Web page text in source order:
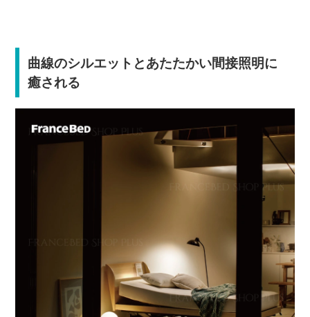
曲線のシルエットとあたたかい間接照明に
癒される